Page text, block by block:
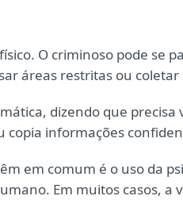
O criminoso pode se
áreas restritas ou coletar
dizendo que precisa
copia informações
em comum é o uso da
Em muitos casos, a